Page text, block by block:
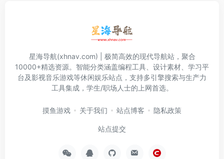
星海导航(xhnav.com) | 极简高效的现代导航站，聚合
10000+精选资源。智能分类涵盖编程工具、设计素材、学习平
台及影视音乐游戏等休闲娱乐站点，支持多引擎搜索与生产力
工具集成，学生/职场人士的上网首选。
摸鱼游戏 关于我们 站点博客 隐私政策
站点提交